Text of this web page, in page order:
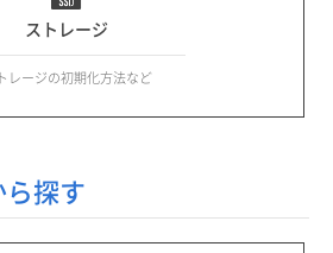
ストレージ
レージの初期化方法など
探す